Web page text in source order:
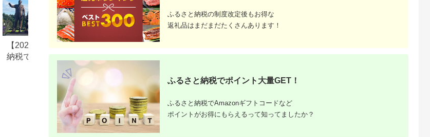
【2026年最新版】ふるさと
納税でディズニー返礼品は
もらえる？ホテル・チケッ
ト・公式グッズを徹底解説
で30万円寄付できる？おす
ふるさと納税の制度改定後もお得な
返礼品はまだまだたくさんあります！
ふるさと納税でポイント大量GET！
ふるさと納税でAmazonギフトコードなど
ポイントがお得にもらえるって知ってましたか？